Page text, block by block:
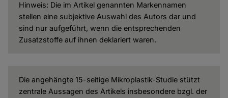
Hinweis: Die im Artikel genannten Markennamen
stellen eine subjektive Auswahl des Autors dar und
sind nur aufgeführt, wenn die entsprechenden
Zusatzstoffe auf ihnen deklariert waren.
Die angehängte 15-seitige Mikroplastik-Studie stützt
zentrale Aussagen des Artikels insbesondere bzgl. der